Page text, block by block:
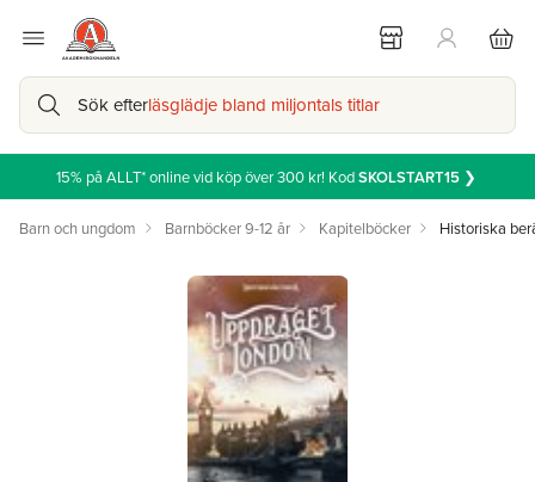
Sök efterläsglädje bland miljontals titlar
15% på ALLT* online vid köp över 300 kr! KodSKOLSTART15❯
Barn och ungdom Barnböcker 9-12 år Kapitelböcker Historiska